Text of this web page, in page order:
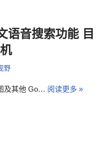
语音搜索功能 目
野
及其他 Go… 阅读更多 »